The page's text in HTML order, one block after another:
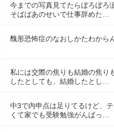
今までの写真見てたらぼろぼろ
そばばあのせいで仕事辞めた…
醜形恐怖症のなおしかたわから
私には交際の焦りも結婚の焦り
したとしても、結婚したとし…
中3で内申点は足りてるけど、
くて家でも受験勉強がんばっ…